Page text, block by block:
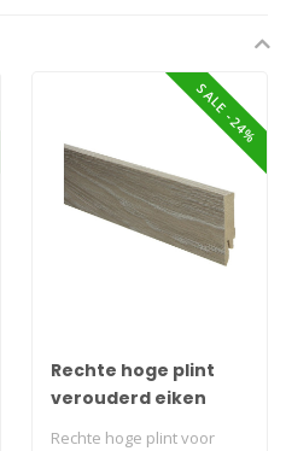
SALE -24%
Rechte hoge plint
verouderd eiken
naturel
Rechte hoge plint voor